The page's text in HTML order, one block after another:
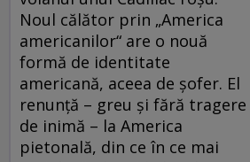
Noul călător prin „America
americanilor“ are o nouă
formă de identitate
americană, aceea de şofer. El
renunţă – greu şi fără tragere
de inimă – la America
pietonală, din ce în ce mai